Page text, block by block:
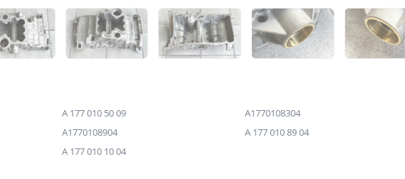
A 177 010 50 09
A1770108304
A1770108904
A 177 010 89 04
A 177 010 10 04